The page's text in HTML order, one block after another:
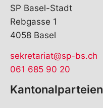
SP Basel-Stadt
Rebgasse 1
4058 Basel
sekretariat@sp-bs.ch
061 685 90 20
Kantonalparteien